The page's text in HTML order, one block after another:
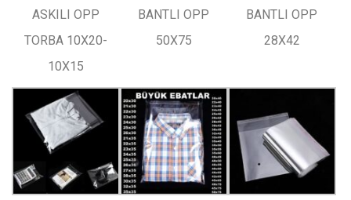
ASKILI OPP
TORBA 10X20-
10X15
BANTLI OPP
50X75
BANTLI OPP
28X42